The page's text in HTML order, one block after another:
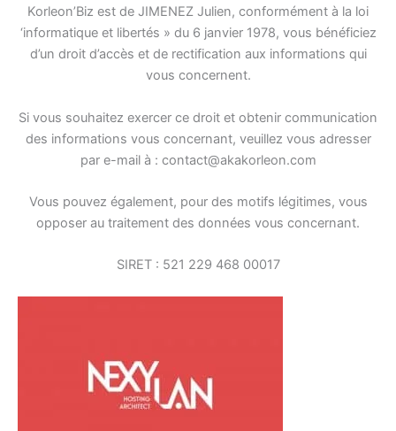
Korleon’Biz est de JIMENEZ Julien, conformément à la loi
‘informatique et libertés » du 6 janvier 1978, vous bénéficiez
d’un droit d’accès et de rectification aux informations qui
vous concernent.
Si vous souhaitez exercer ce droit et obtenir communication
des informations vous concernant, veuillez vous adresser
par e-mail à : contact@akakorleon.com
Vous pouvez également, pour des motifs légitimes, vous
opposer au traitement des données vous concernant.
SIRET : 521 229 468 00017